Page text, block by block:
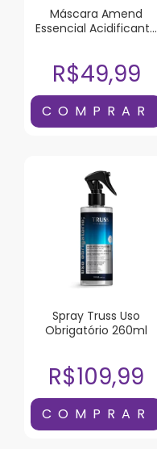
Máscara Amend
Essencial Acidificante
R$49,99
Spray Truss Uso
Obrigatório 260ml
R$109,99